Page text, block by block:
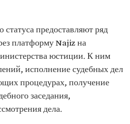
предоставляют ряд
платформу Najiz на
юстиции. К ним
исполнение судебных дел
процедурах, получение
заседания,
дела.